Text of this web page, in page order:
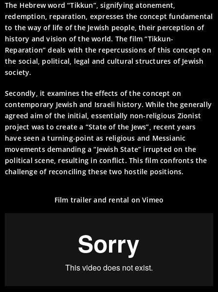
The Hebrew word “Tikkun”, signifying atonement,
redemption, reparation, expresses the concept fundamental
to the way of life of the Jewish people, their perception of
history and vision of the world. The film “Tikkun-
Reparation” deals with the repercussions of this concept on
the social, political, legal and cultural structures of Jewish
society.
Secondly, it examines the effects of the concept on
contemporary Jewish and Israeli history. While the generally
agreed aim of the initial, essentially non-religious Zionist
project was to create a “State of the Jews”, recent years
have seen a turning-point as religious and Messianic
movements demanding a “Jewish State” irrupted on the
political scene, resulting in conflict. This film confronts the
challenge of reconciling these two hostile positions.
Film trailer and rental on Vimeo